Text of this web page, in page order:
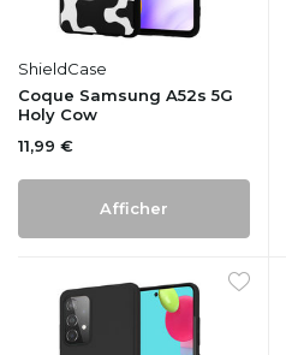
ShieldCase
Coque Samsung A52s 5G
Holy Cow
11,99 €
Afficher